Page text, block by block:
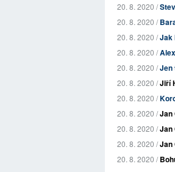
20. 8. 2020 /
20. 8. 2020 /
20. 8. 2020 /Jak
20. 8. 2020 /
20. 8. 2020 /Jen
20. 8. 2020 /Jiří
20. 8. 2020 /
20. 8. 2020 /Jan
20. 8. 2020 /Jan
20. 8. 2020 /Jan
20. 8. 2020 /